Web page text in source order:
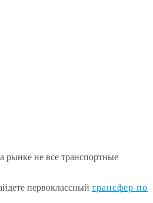
не все транспортные
первоклассный трансфер по